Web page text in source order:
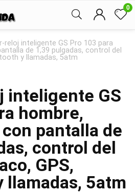
0
reloj inteligente GS Pro 103 para
de 1,39 pulgadas, control del
y llamadas, 5atm
inteligente GS
hombre,
pantalla de
control del
GPS,
llamadas, 5atm